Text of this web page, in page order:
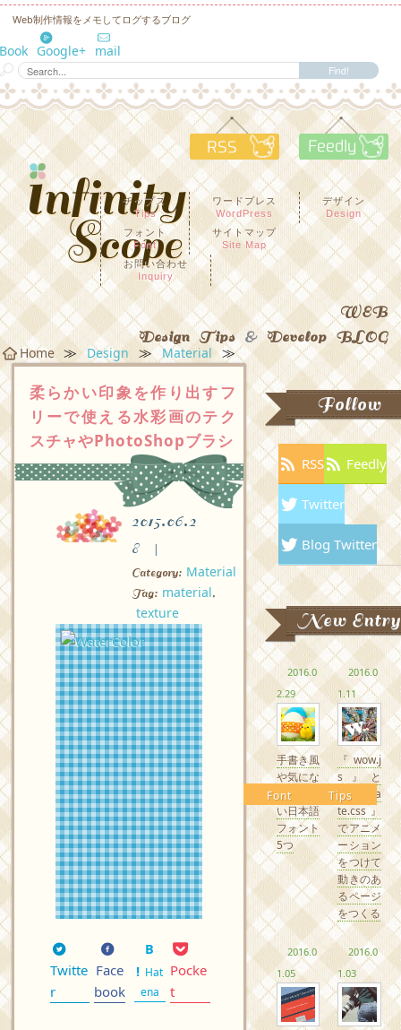
Web制作情報をメモしてログするブログ
Google+ mail
RSS
チップス
Tips
ワードプレス
WordPress
デザイン
Design
フォント
Font
サイトマップ
Site Map
お問い合わせ
Inquiry
WEB
Design Tips & Develop BLOG
Home ≫ Design ≫ Material ≫
柔らかい印象を作り出すフ
リーで使える水彩画のテク
スチャやPhotoShopブラシ
2015.06.2
8
Category: Material
Tag: material,
texture
Twitte
r
Face
book
Hat
ena
Pocke
t
Follow
RSS Feedly
Twitter
Blog Twitter
New Entry
2016.0
2.29
Font
手書き風
や気にな
るかわい
い日本語
フォント
5つ
2016.0
1.11
Tips
『wow.j
s』と
『Anima
te.css』
でアニメ
ーション
をつけて
動きのあ
るページ
をつくる
2016.0
1.05
2016.0
1.03